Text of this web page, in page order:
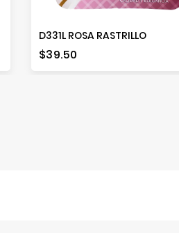
D331L ROSA RASTRILLO
Precio
$39.50